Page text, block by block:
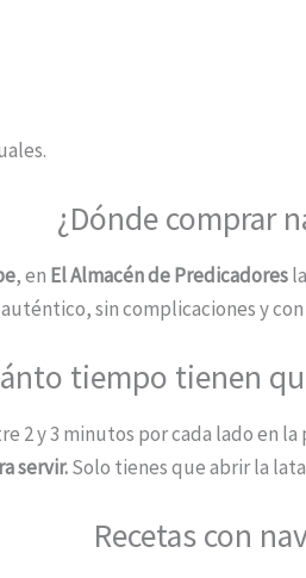
¿Dónde comprar
, en El Almacén de Predicadores
sin complicaciones y con
tiempo tienen
2 y 3 minutos por cada lado en
servir.Solo tienes que abrir la
Recetas con